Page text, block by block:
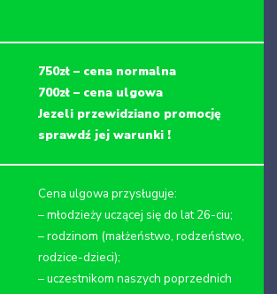
750zł – cena normalna
700zł – cena ulgowa
Jezeli przewidziano promocję
sprawdź jej warunki !
Cena ulgowa przysługuje:
– młodzieży uczącej się do lat 26-ciu;
– rodzinom (małżeństwo, rodzeństwo,
rodzice-dzieci);
– uczestnikom naszych poprzednich